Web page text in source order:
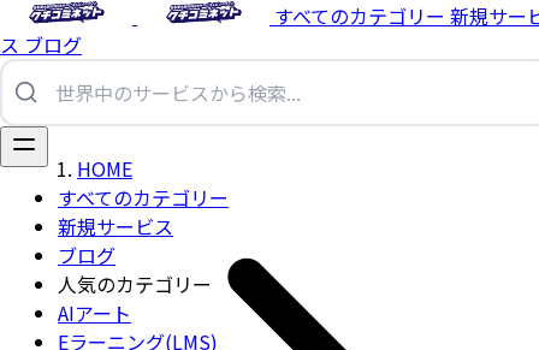
すべてのカテゴリー 新規サー
ス ブログ
すべてのカテゴリー
新規サービス
ブログ
人気のカテゴリー
AIアート
Eラーニング(LMS)
HOME